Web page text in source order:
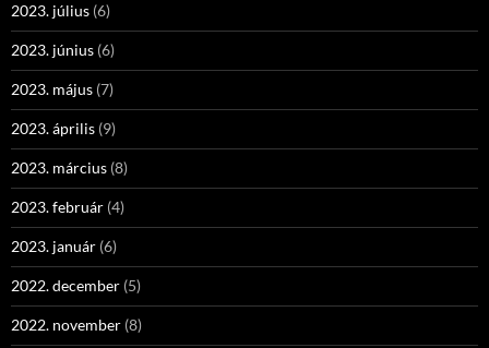
2023. július (6)
2023. június (6)
2023. május (7)
2023. április (9)
2023. március (8)
2023. február (4)
2023. január (6)
2022. december (5)
2022. november (8)